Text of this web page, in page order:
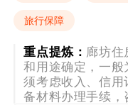
旅行保障
重点提炼： 廊坊
和用途确定，一般
须考虑收入、信
备材料办理手续，